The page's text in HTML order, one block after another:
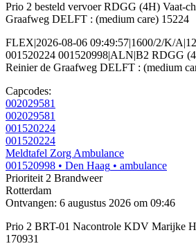
Prio 2 besteld vervoer RDGG (4H) Vaat-
Graafweg DELFT : (medium care) 15224
FLEX|2026-08-06 09:49:57|1600/2/K/
001520224 001520998|ALN|B2 RDGG
Reinier de Graafweg DELFT : (medium
Capcodes:
002029581
002029581
001520224
001520224
Meldtafel Zorg Ambulance
001520998 • Den Haag • ambulance
Prioriteit 2 Brandweer
Rotterdam
Ontvangen: 6 augustus 2026 om 09:46
Prio 2 BRT-01 Nacontrole KDV Marijke
170931